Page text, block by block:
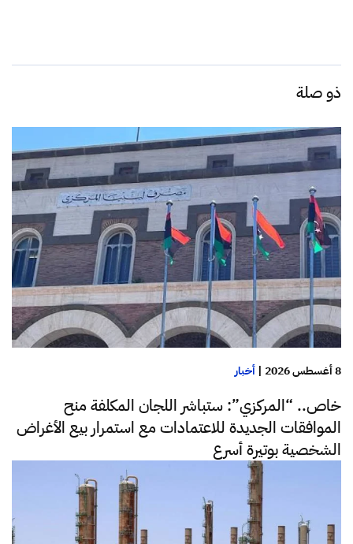
ذو صلة
8 أغسطس 2026 | أخبار
خاص.. “المركزي”: ستباشر اللجان المكلفة منح
الموافقات الجديدة للاعتمادات مع استمرار بيع الأغراض
الشخصية بوتيرة أسرع